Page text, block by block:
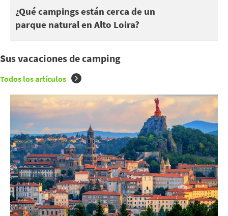
¿Qué campings están cerca de un
parque natural en Alto Loira?
Estar cerca de un parque natural es estupendo para disfrutar
Sus vacaciones de camping
Todos los artículos